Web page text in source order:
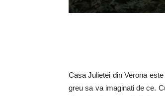
Casa Julietei din Verona
greu sa va imaginati de ce.